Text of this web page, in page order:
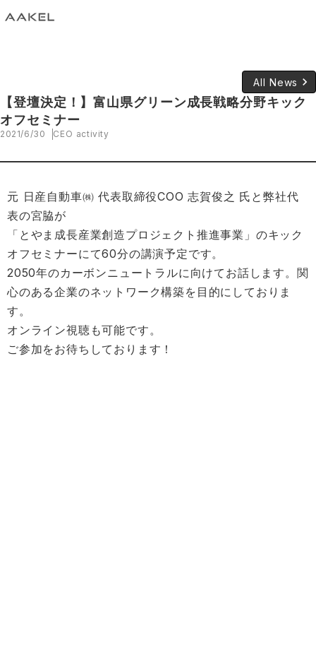
All News keyboard_arrow_right
【登壇決定！】富山県グリーン成長戦略分野キック
オフセミナー
2021/6/30 CEO activity
元 日産自動車㈱ 代表取締役COO 志賀俊之 氏と弊社代
表の宮脇が
「とやま成長産業創造プロジェクト推進事業」のキック
オフセミナーにて60分の講演予定です。
2050年のカーボンニュートラルに向けてお話します。関
心のある企業のネットワーク構築を目的にしておりま
す。
オンライン視聴も可能です。
ご参加をお待ちしております！